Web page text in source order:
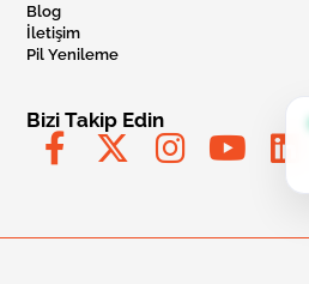
Blog
İletişim
Pil Yenileme
Bizi Takip Edin